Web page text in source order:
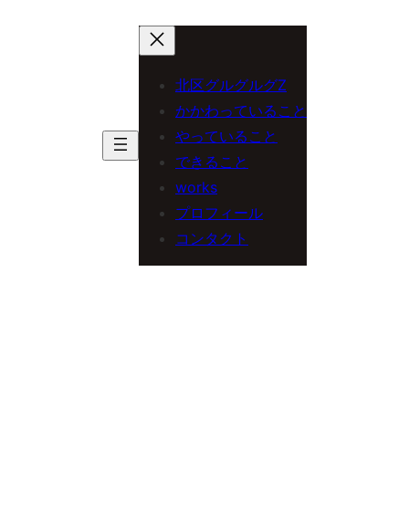
北区グルグルグZ
かかわっていること
やっていること
できること
works
プロフィール
コンタクト